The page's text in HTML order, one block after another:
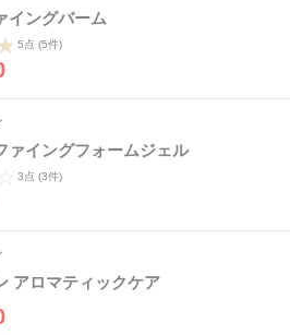
イングバーム
5点 (5件)
ァイングフォームジェル
3点 (3件)
アロマティックケア